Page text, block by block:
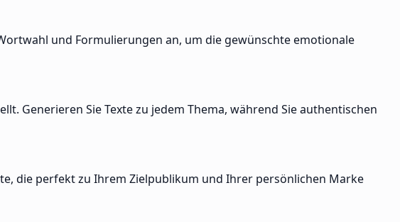
und Formulierungen an, um die gewünschte emotionale
Generieren Sie Texte zu jedem Thema, während Sie authentischen
die perfekt zu Ihrem Zielpublikum und Ihrer persönlichen Marke